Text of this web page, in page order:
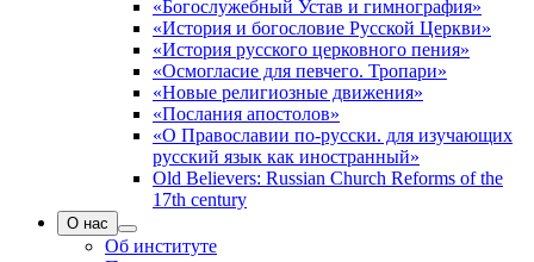
«Богослужебный Устав и гимнография»
«История и богословие Русской Церкви»
«История русского церковного пения»
«Осмогласие для певчего. Тропари»
«Новые религиозные движения»
«Послания апостолов»
«О Православии по-русски. для изучающих
русский язык как иностранный»
Old Believers: Russian Church Reforms of the
17th century
О нас
Об институте